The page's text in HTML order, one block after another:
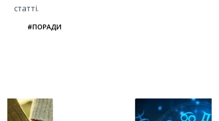
статті.
#ПОРАДИ